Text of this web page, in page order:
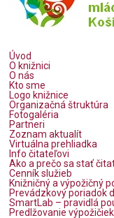
Úvod
O knižnici
O nás
Kto sme
Logo knižnice
Organizačná štruktúra
Fotogaléria
Partneri
Zoznam aktualít
Virtuálna prehliadka
Info čitateľovi
Ako a prečo sa stať
Cenník služieb
Knižničný a výpožičný
Prevádzkový poriadok
SmartLab – pravidlá
Predlžovanie výpožičiek